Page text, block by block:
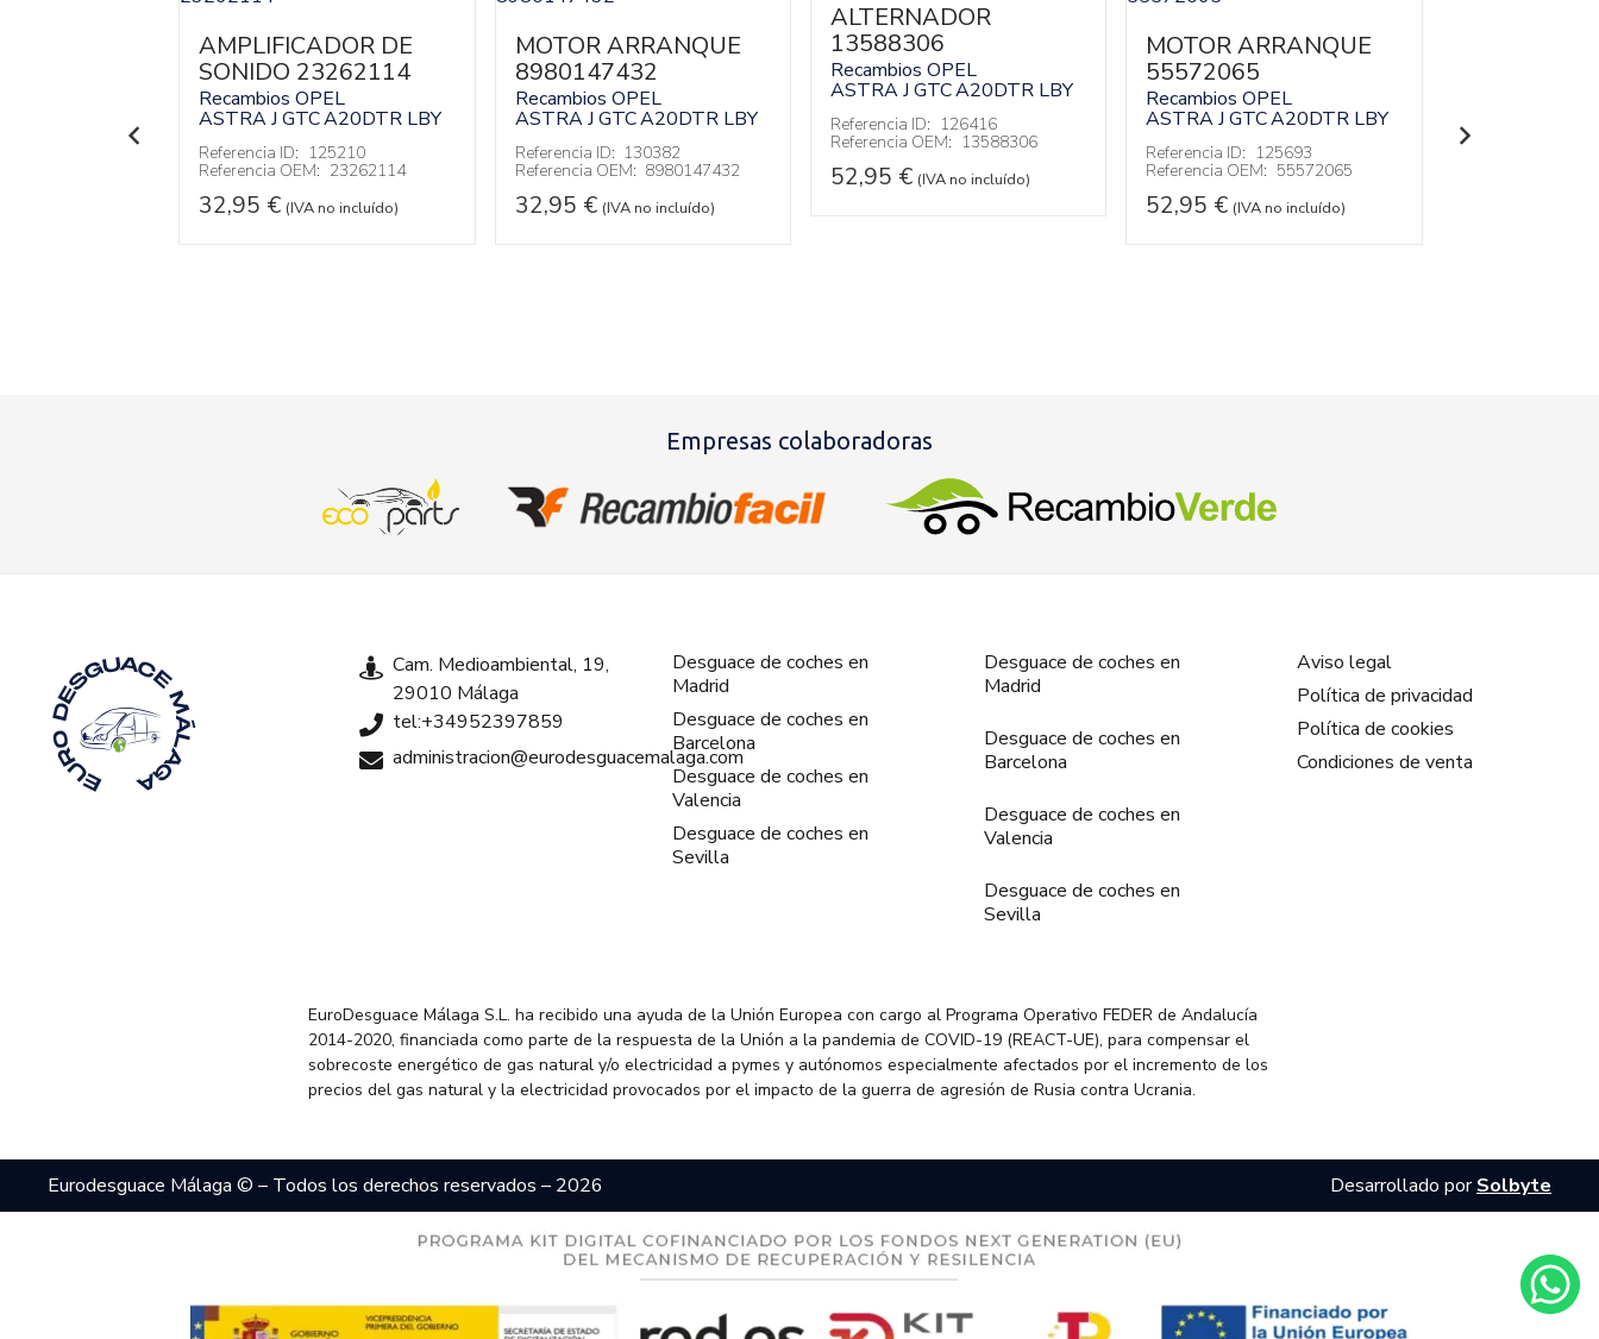
AMPLIFICADOR DE
SONIDO 23262114
Recambios OPEL
ASTRA J GTCA20DTR LBY
Referencia ID: 125210
Referencia OEM: 23262114
32,95 € (IVA no incluído)
MOTOR ARRANQUE
8980147432
Recambios OPEL
ASTRA J GTCA20DTR LBY
Referencia ID: 130382
Referencia OEM: 8980147432
32,95 € (IVA no incluído)
ALTERNADOR
13588306
Recambios OPEL
ASTRA J GTCA20DTR LBY
Referencia ID: 126416
Referencia OEM: 13588306
52,95 € (IVA no incluído)
MOTOR ARRANQUE
55572065
Recambios OPEL
ASTRA J GTCA20DTR LBY
Referencia ID: 125693
Referencia OEM: 55572065
52,95 € (IVA no incluído)
Referencia ID:
Empresas colaboradoras
Cam. Medioambiental, 19,
29010 Málaga
tel:+34952397859
administracion@eurodesguacemalaga.com
Desguace de coches en
Madrid
Desguace de coches en
Barcelona
Desguace de coches en
Valencia
Desguace de coches en
Sevilla
Desguace de coches en
Madrid
Desguace de coches en
Barcelona
Desguace de coches en
Valencia
Desguace de coches en
Sevilla
Aviso legal
Política de privacidad
Política de cookies
Condiciones de venta
EuroDesguace Málaga S.L. ha recibido una ayuda de la Unión Europea con cargo al Programa Operativo FEDER de Andalucía
2014-2020, financiada como parte de la respuesta de la Unión a la pandemia de COVID-19 (REACT-UE), para compensar el
sobrecoste energético de gas natural y/o electricidad a pymes y autónomos especialmente afectados por el incremento de los
precios del gas natural y la electricidad provocados por el impacto de la guerra de agresión de Rusia contra Ucrania.
Eurodesguace Málaga © – Todos los derechos reservados – 2026 Desarrollado porSolbyte